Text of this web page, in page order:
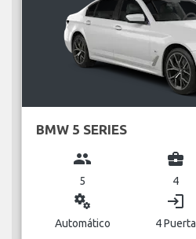
BMW 5 SERIES
group
5
business_center
4
miscellaneous_services
Automático
login
4 Puerta